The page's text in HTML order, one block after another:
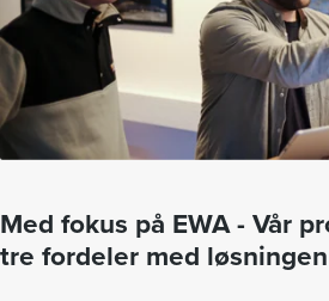
Med fokus på EWA - Vår
tre fordeler med løsningen